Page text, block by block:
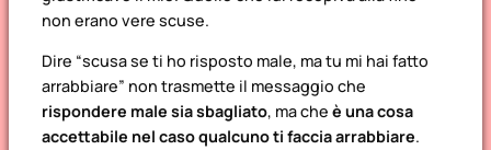
non erano vere scuse.
Dire “scusa se ti ho risposto male, ma tu mi hai fatto
arrabbiare” non trasmette il messaggio che
rispondere male sia sbagliato, ma che è una cosa
accettabile nel caso qualcuno ti faccia arrabbiare.